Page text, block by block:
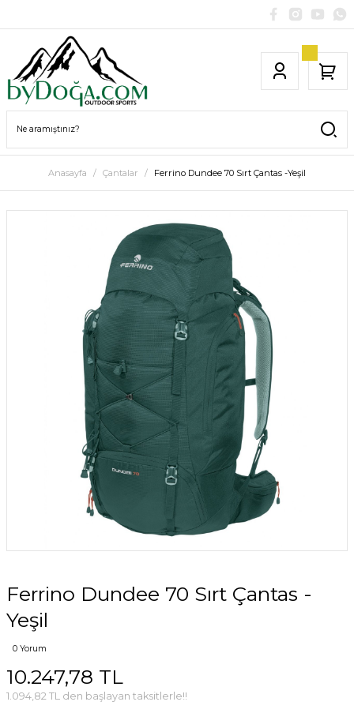
Anasayfa Çantalar Ferrino Dundee 70 Sırt Çantas -Yeşil
Ferrino Dundee 70 Sırt Çantas -
Yeşil
0 Yorum
10.247,78 TL
1.094,82 TL den başlayan taksitlerle!!